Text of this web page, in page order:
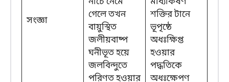
সংজ্ঞা
গেলে তখন
বায়ুস্থিত
জলীয়বাষ্প
ঘনীভূত হয়ে
জলবিন্দুতে
পরিণত হওয়ার
শক্তির টানে
ভূপৃষ্ঠে
অধঃক্ষিপ্ত
হওয়ার
পদ্ধতিকে
অধঃক্ষেপণ